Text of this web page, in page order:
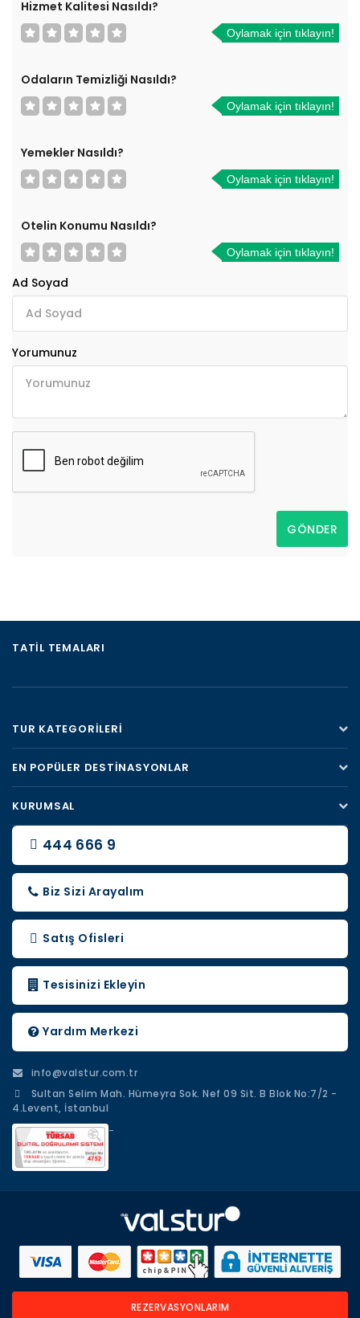
Hizmet Kalitesi Nasıldı?
Oylamak için tıklayın!
Odaların Temizliği Nasıldı?
Oylamak için tıklayın!
Yemekler Nasıldı?
Oylamak için tıklayın!
Otelin Konumu Nasıldı?
Oylamak için tıklayın!
Ad Soyad
Yorumunuz
GÖNDER
TATIL TEMALARI
TUR KATEGORILERI
EN POPÜLER DESTINASYONLAR
KURUMSAL
444 666 9
Biz Sizi Arayalım
Satış Ofisleri
Tesisinizi Ekleyin
Yardım Merkezi
info@valstur.com.tr
Sultan Selim Mah. Hümeyra Sok. Nef 09 Sit. B Blok No:7/2 -
4.Levent, İstanbul
-
REZERVASYONLARIM